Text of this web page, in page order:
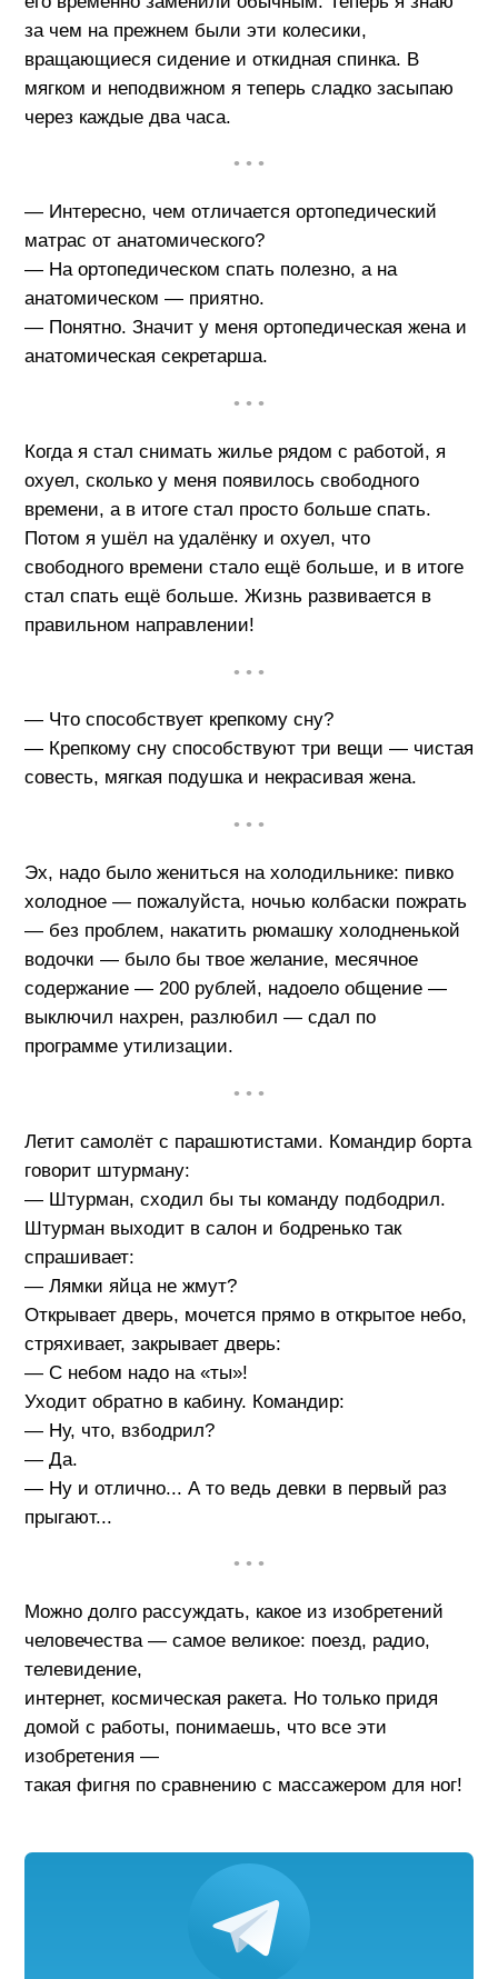
за чем на прежнем были эти колесики,
вращающиеся сидение и откидная спинка. В
мягком и неподвижном я теперь сладко засыпаю
через каждые два часа.
• • •
— Интересно, чем отличается ортопедический
матрас от анатомического?
— На ортопедическом спать полезно, а на
анатомическом — приятно.
— Понятно. Значит у меня ортопедическая жена и
анатомическая секретарша.
• • •
Когда я стал снимать жилье рядом с работой, я
охуел, сколько у меня появилось свободного
времени, а в итоге стал просто больше спать.
Потом я ушёл на удалёнку и охуел, что
свободного времени стало ещё больше, и в итоге
стал спать ещё больше. Жизнь развивается в
правильном направлении!
• • •
— Что способствует крепкому сну?
— Крепкому сну способствуют три вещи — чистая
совесть, мягкая подушка и некрасивая жена.
• • •
Эх, надо было жениться на холодильнике: пивко
холодное — пожалуйста, ночью колбаски пожрать
— без проблем, накатить рюмашку холодненькой
водочки — было бы твое желание, месячное
содержание — 200 рублей, надоело общение —
выключил нахрен, разлюбил — сдал по
программе утилизации.
• • •
Летит самолёт с парашютистами. Командир борта
говорит штурману:
— Штурман, сходил бы ты команду подбодрил.
Штурман выходит в салон и бодренько так
спрашивает:
— Лямки яйца не жмут?
Открывает дверь, мочется прямо в открытое небо,
стряхивает, закрывает дверь:
— С небом надо на «ты»!
Уходит обратно в кабину. Командир:
— Ну, что, взбодрил?
— Да.
— Ну и отлично... А то ведь девки в первый раз
прыгают...
• • •
Можно долго рассуждать, какое из изобретений
человечества — самое великое: поезд, радио,
телевидение,
интернет, космическая ракета. Но только придя
домой с работы, понимаешь, что все эти
изобретения —
такая фигня по сравнению с массажером для ног!